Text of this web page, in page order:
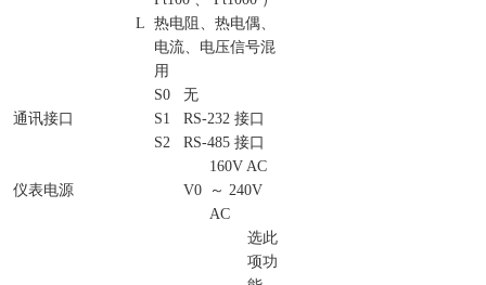
L 热电阻、热电偶、
电流、电压信号混
用
通讯接口
S0
无
S1
RS-232 接口
S2
RS-485 接口
仪表电源 V0
160V AC
～ 240V
AC
选此
项功